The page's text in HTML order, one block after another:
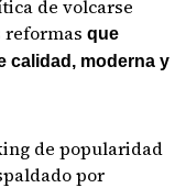
de volcarse
reformas que
calidad, moderna y
de popularidad
por